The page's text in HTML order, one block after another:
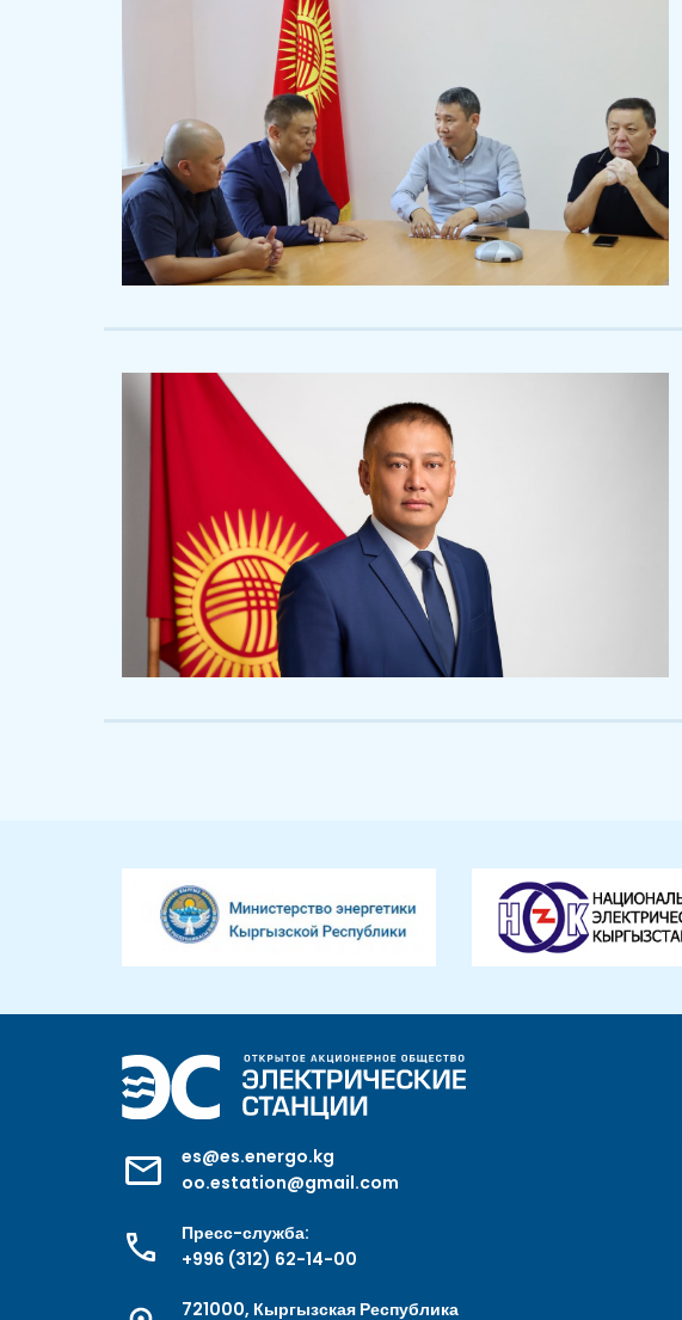
es@es.energo.kg
oo.estation@gmail.com
Пресс-служба:
+996 (312) 62-14-00
721000, Кыргызская Республика